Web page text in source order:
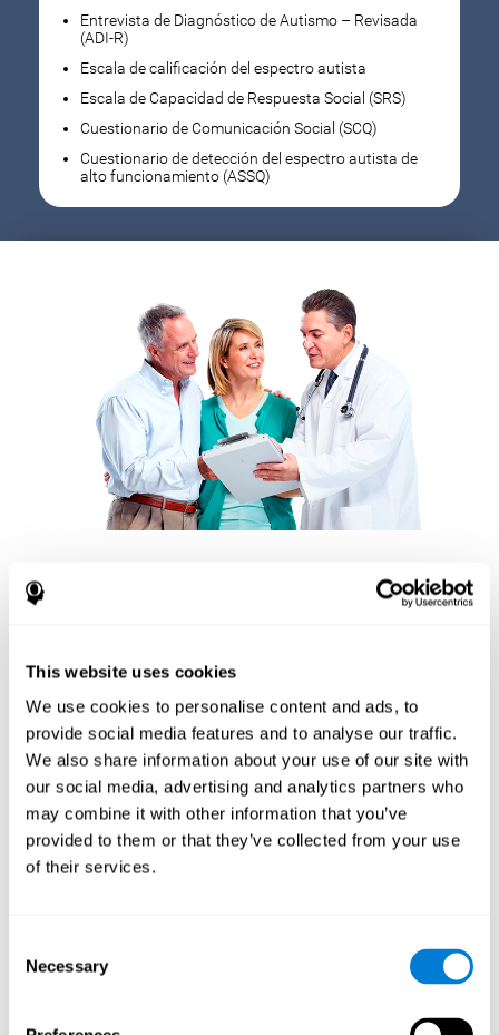
This website uses cookies
We use cookies to personalise content and ads, to
provide social media features and to analyse our traffic.
We also share information about your use of our site with
our social media, advertising and analytics partners who
may combine it with other information that you’ve
provided to them or that they’ve collected from your use
of their services.
Selection
Necessary
Entrevista de Diagnóstico de Autismo – Revisada
(ADI-R)
Escala de calificación del espectro autista
Escala de Capacidad de Respuesta Social (SRS)
Cuestionario de Comunicación Social (SCQ)
Cuestionario de detección del espectro autista de
alto funcionamiento (ASSQ)
¿Por qué se ha
evaluación
neuropsicológica?
La evaluación neuropsicológica documenta patrones de
fortalezas y debilidades entre las funciones cognitivas y
conductuales. Para pacientes con enfermedad de
Parkinson u otro trastorno del movimiento, una
evaluación e interpretación de este patrón de fortalezas y
debilidades puede:
comportamiento están relacionados con el trastorno del
movimiento, la depresión, el trastorno bipolar, otras
Ayudar con la evaluación antes y después de los